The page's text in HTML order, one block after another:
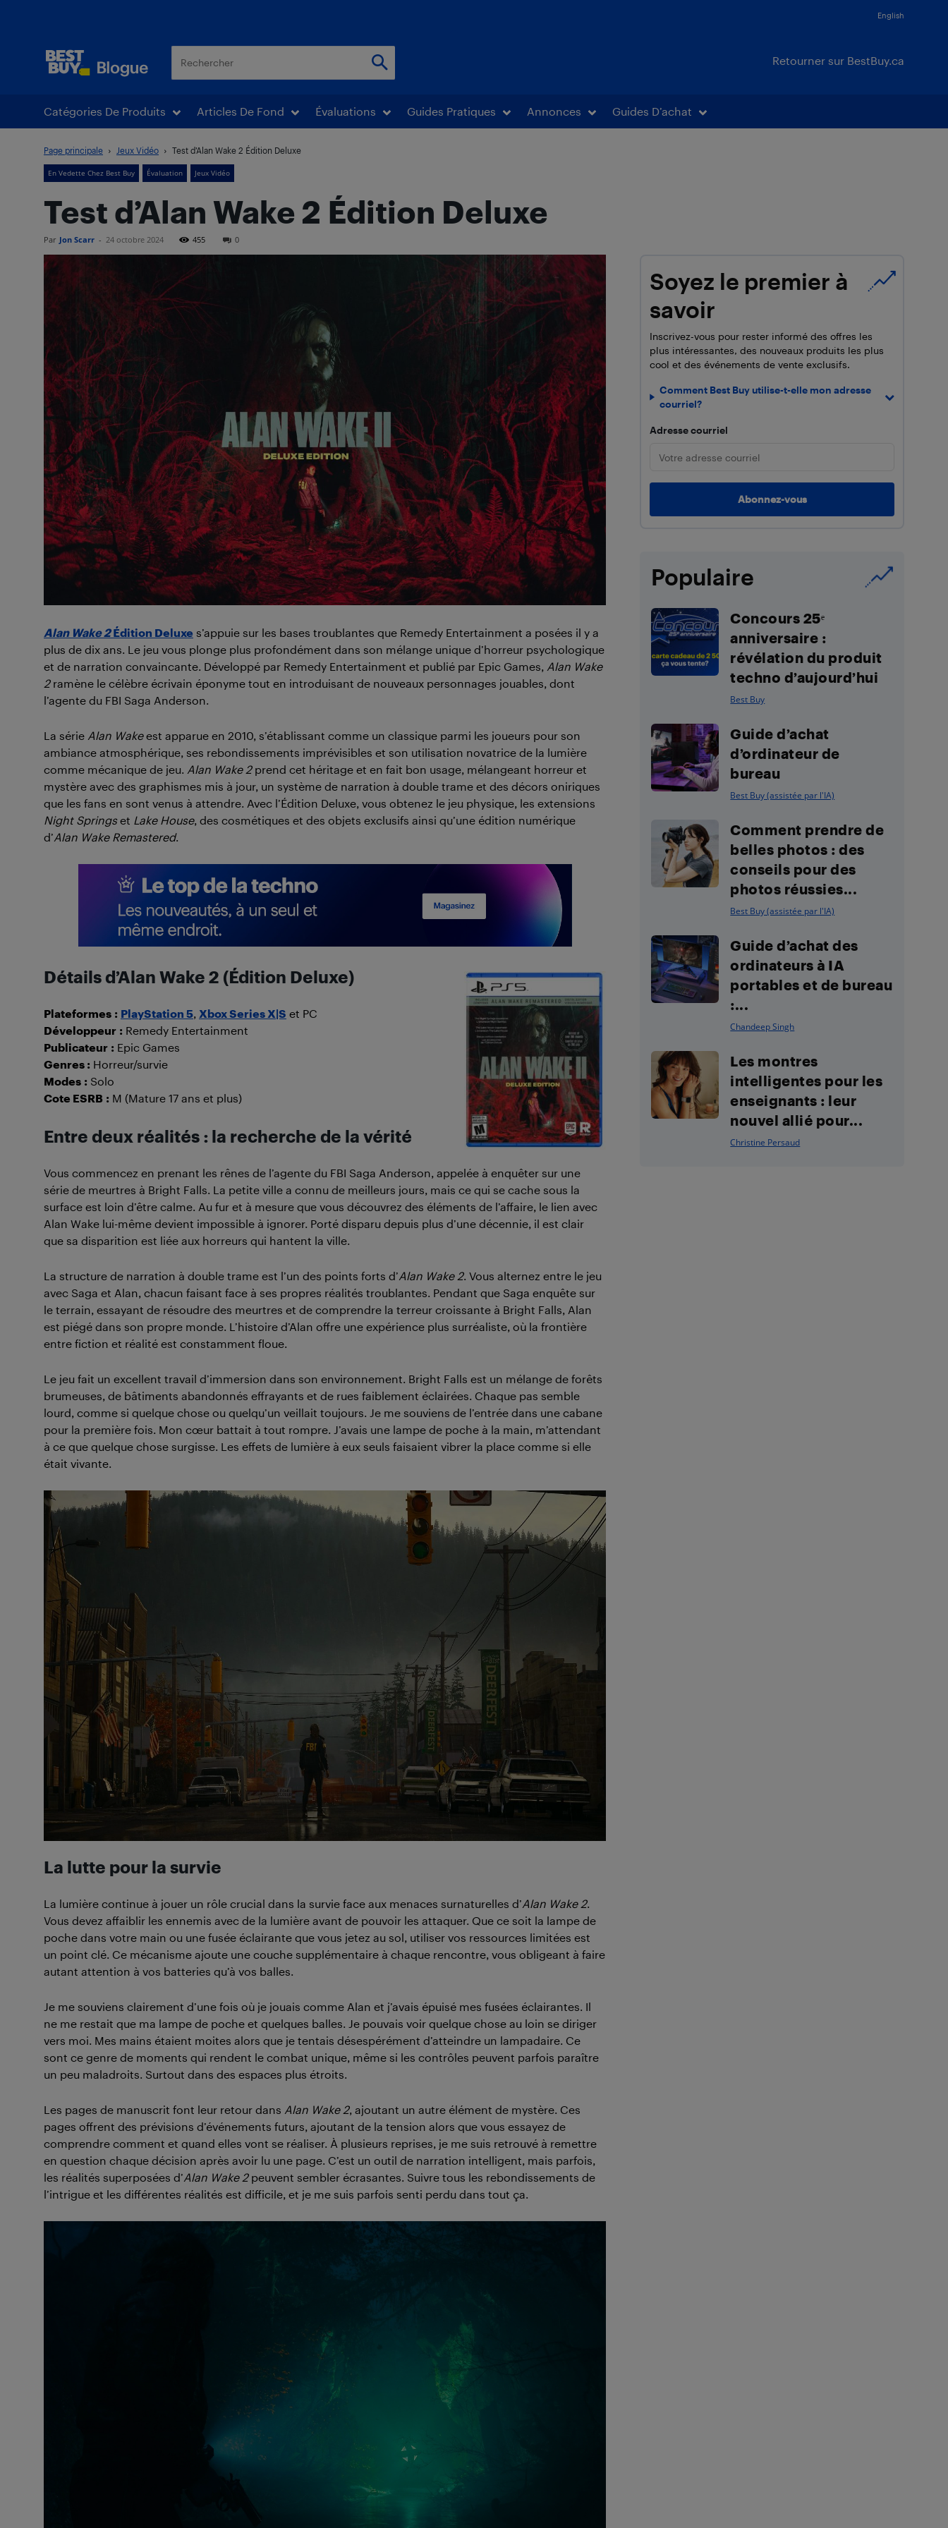
English
Retourner sur BestBuy.ca
Catégories De Produits Articles De Fond Évaluations Guides Pratiques Annonces Guides D’achat
Page principale Jeux Vidéo Test d’Alan Wake 2 Édition Deluxe
En Vedette Chez Best Buy Évaluation Jeux Vidéo
Test d’Alan Wake 2 Édition Deluxe
Par Jon Scarr - 24 octobre 2024 455 0
Alan Wake 2Édition Deluxe s’appuie sur les bases troublantes que Remedy Entertainment a posées il y a
plus de dix ans. Le jeu vous plonge plus profondément dans son mélange unique d’horreur psychologique
et de narration convaincante. Développé par Remedy Entertainment et publié par Epic Games, Alan Wake
2ramène le célèbre écrivain éponyme tout en introduisant de nouveaux personnages jouables, dont
l’agente du FBI Saga Anderson.
La série Alan Wakeest apparue en 2010, s’établissant comme un classique parmi les joueurs pour son
ambiance atmosphérique, ses rebondissements imprévisibles et son utilisation novatrice de la lumière
comme mécanique de jeu. Alan Wake 2prend cet héritage et en fait bon usage, mélangeant horreur et
mystère avec des graphismes mis à jour, un système de narration à double trame et des décors oniriques
que les fans en sont venus à attendre. Avec l’Édition Deluxe, vous obtenez le jeu physique, les extensions
Night Springset Lake House, des cosmétiques et des objets exclusifs ainsi qu’une édition numérique
d’Alan Wake Remastered.
Détails d’Alan Wake 2 (Édition Deluxe)
Plateformes : PlayStation 5, Xbox Series X|S et PC
Développeur : Remedy Entertainment
Publicateur : Epic Games
Genres : Horreur/survie
Modes : Solo
Cote ESRB : M (Mature 17 ans et plus)
Entre deux réalités : la recherche de la vérité
Vous commencez en prenant les rênes de l’agente du FBI Saga Anderson, appelée à enquêter sur une
série de meurtres à Bright Falls. La petite ville a connu de meilleurs jours, mais ce qui se cache sous la
surface est loin d’être calme. Au fur et à mesure que vous découvrez des éléments de l’affaire, le lien avec
Alan Wake lui-même devient impossible à ignorer. Porté disparu depuis plus d’une décennie, il est clair
que sa disparition est liée aux horreurs qui hantent la ville.
La structure de narration à double trame est l’un des points forts d’Alan Wake 2. Vous alternez entre le jeu
avec Saga et Alan, chacun faisant face à ses propres réalités troublantes. Pendant que Saga enquête sur
le terrain, essayant de résoudre des meurtres et de comprendre la terreur croissante à Bright Falls, Alan
est piégé dans son propre monde. L’histoire d’Alan offre une expérience plus surréaliste, où la frontière
entre fiction et réalité est constamment floue.
Le jeu fait un excellent travail d’immersion dans son environnement. Bright Falls est un mélange de forêts
brumeuses, de bâtiments abandonnés effrayants et de rues faiblement éclairées. Chaque pas semble
lourd, comme si quelque chose ou quelqu’un veillait toujours. Je me souviens de l’entrée dans une cabane
pour la première fois. Mon cœur battait à tout rompre. J’avais une lampe de poche à la main, m’attendant
à ce que quelque chose surgisse. Les effets de lumière à eux seuls faisaient vibrer la place comme si elle
était vivante.
La lutte pour la survie
La lumière continue à jouer un rôle crucial dans la survie face aux menaces surnaturelles d’Alan Wake 2.
Vous devez affaiblir les ennemis avec de la lumière avant de pouvoir les attaquer. Que ce soit la lampe de
poche dans votre main ou une fusée éclairante que vous jetez au sol, utiliser vos ressources limitées est
un point clé. Ce mécanisme ajoute une couche supplémentaire à chaque rencontre, vous obligeant à faire
autant attention à vos batteries qu’à vos balles.
Je me souviens clairement d’une fois où je jouais comme Alan et j’avais épuisé mes fusées éclairantes. Il
ne me restait que ma lampe de poche et quelques balles. Je pouvais voir quelque chose au loin se diriger
vers moi. Mes mains étaient moites alors que je tentais désespérément d’atteindre un lampadaire. Ce
sont ce genre de moments qui rendent le combat unique, même si les contrôles peuvent parfois paraître
un peu maladroits. Surtout dans des espaces plus étroits.
Les pages de manuscrit font leur retour dans Alan Wake 2, ajoutant un autre élément de mystère. Ces
pages offrent des prévisions d’événements futurs, ajoutant de la tension alors que vous essayez de
comprendre comment et quand elles vont se réaliser. À plusieurs reprises, je me suis retrouvé à remettre
en question chaque décision après avoir lu une page. C’est un outil de narration intelligent, mais parfois,
les réalités superposées d’Alan Wake 2peuvent sembler écrasantes. Suivre tous les rebondissements de
l’intrigue et les différentes réalités est difficile, et je me suis parfois senti perdu dans tout ça.
Soyez le premier à
savoir
Inscrivez-vous pour rester informé des offres les
plus intéressantes, des nouveaux produits les plus
cool et des événements de vente exclusifs.
Comment Best Buy utilise-t-elle mon adresse
courriel?
Adresse courriel
Populaire
Concours 25ᵉ
anniversaire :
révélation du produit
techno d’aujourd’hui
Best Buy
Guide d’achat
d’ordinateur de
bureau
Best Buy (assistée par l'IA)
Comment prendre de
belles photos : des
conseils pour des
photos réussies...
Best Buy (assistée par l'IA)
Guide d’achat des
ordinateurs à IA
portables et de bureau
:...
Chandeep Singh
Les montres
intelligentes pour les
enseignants : leur
nouvel allié pour...
Christine Persaud